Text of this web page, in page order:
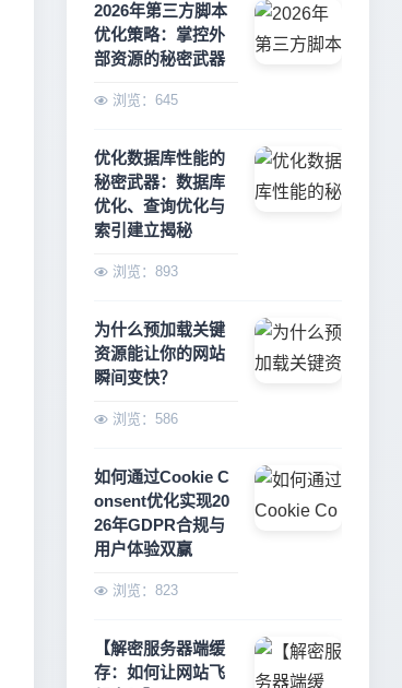
2026年第三方脚本
优化策略：掌控外
部资源的秘密武器
浏览：645
优化数据库性能的
秘密武器：数据库
优化、查询优化与
索引建立揭秘
浏览：893
为什么预加载关键
资源能让你的网站
瞬间变快？
浏览：586
如何通过Cookie C
onsent优化实现20
26年GDPR合规与
用户体验双赢
浏览：823
【解密服务器端缓
存：如何让网站飞